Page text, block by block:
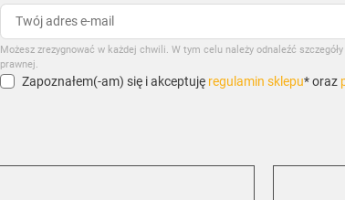
Możesz zrezygnować w każdej chwili. W tym celu należy odnaleźć
prawnej.
Zapoznałem(-am) się i akceptuję regulamin sklepu* oraz